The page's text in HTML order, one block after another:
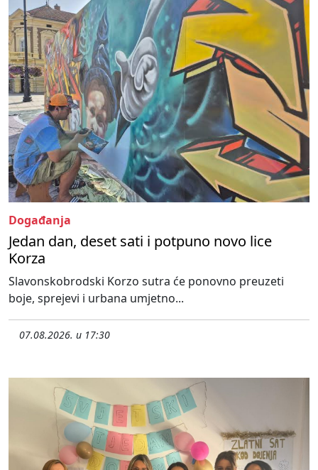
Događanja
Jedan dan, deset sati i potpuno novo lice
Korza
Slavonskobrodski Korzo sutra će ponovno preuzeti
boje, sprejevi i urbana umjetno...
07.08.2026. u 17:30